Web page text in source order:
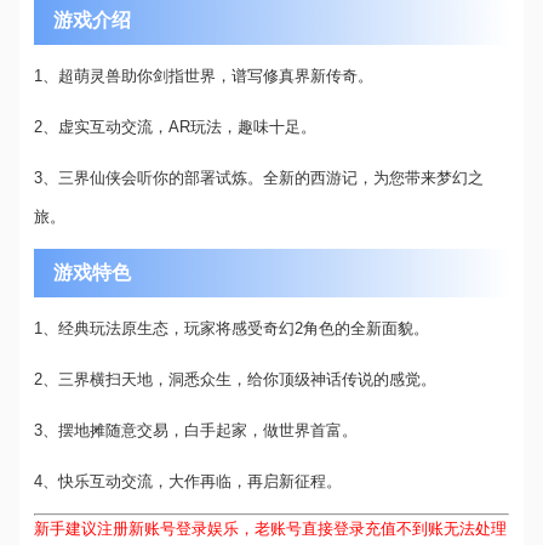
游戏介绍
1、超萌灵兽助你剑指世界，谱写修真界新传奇。
2、虚实互动交流，AR玩法，趣味十足。
3、三界仙侠会听你的部署试炼。全新的西游记，为您带来梦幻之
旅。
游戏特色
1、经典玩法原生态，玩家将感受奇幻2角色的全新面貌。
2、三界横扫天地，洞悉众生，给你顶级神话传说的感觉。
3、摆地摊随意交易，白手起家，做世界首富。
4、快乐互动交流，大作再临，再启新征程。
新手建议注册新账号登录娱乐，老账号直接登录充值不到账无法处理